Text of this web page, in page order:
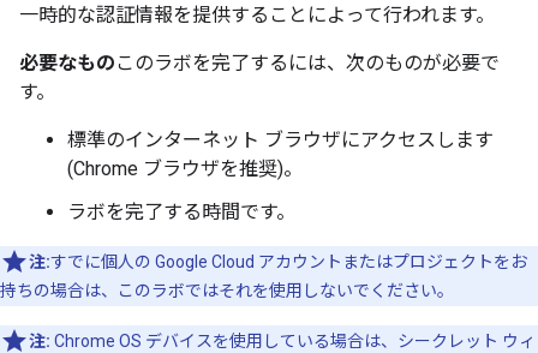
一時的な認証情報を提供することによって行われます。
必要なもの このラボを完了するには、次のものが必要で
す。
標準のインターネット ブラウザにアクセスします
(Chrome ブラウザを推奨)。
ラボを完了する時間です。
注:すでに個人の Google Cloud アカウントまたはプロジェクトをお
持ちの場合は、このラボではそれを使用しないでください。
注: Chrome OS デバイスを使用している場合は、シークレット ウィ